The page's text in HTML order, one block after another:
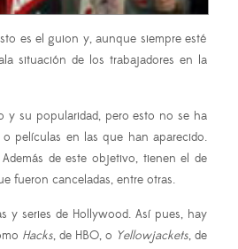
es el guion y, aunque siempre esté
situación de los trabajadores en la
y su popularidad, pero esto no se ha
películas en las que han aparecido.
de este objetivo, tienen el de
fueron canceladas, entre otras.
y series de Hollywood. Así pues, hay
Hacks, de HBO, o Yellowjackets, de